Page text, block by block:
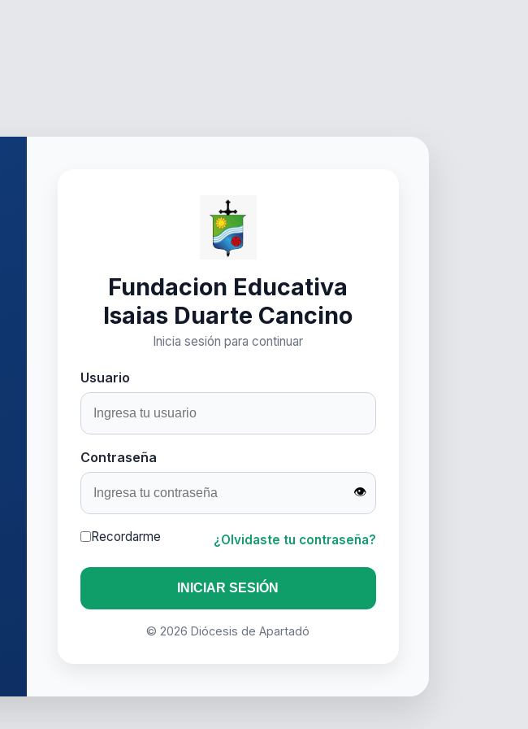
Fundacion Educativa
Isaias Duarte Cancino
Inicia sesión para continuar
Usuario
Contraseña
👁
Recordarme ¿Olvidaste tu contraseña?
INICIAR SESIÓN
© 2026 Diócesis de Apartadó